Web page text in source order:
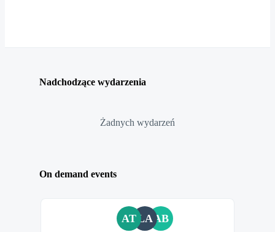
Nadchodzące wydarzenia
Żadnych wydarzeń
On demand events
AT LA AB